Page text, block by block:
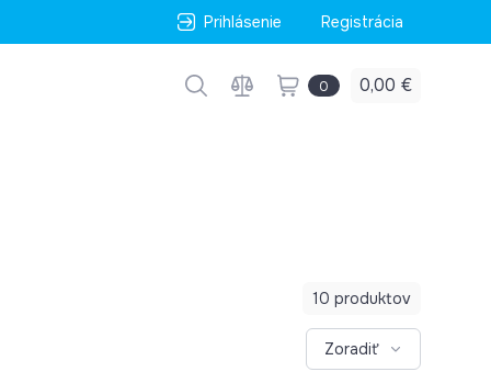
Prihlásenie Registrácia
0 0,00 €
10 produktov
Zoradiť